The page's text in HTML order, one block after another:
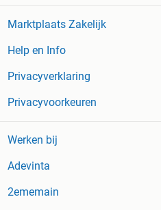
Marktplaats Zakelijk
Help en Info
Privacyverklaring
Privacyvoorkeuren
Werken bij
Adevinta
2ememain